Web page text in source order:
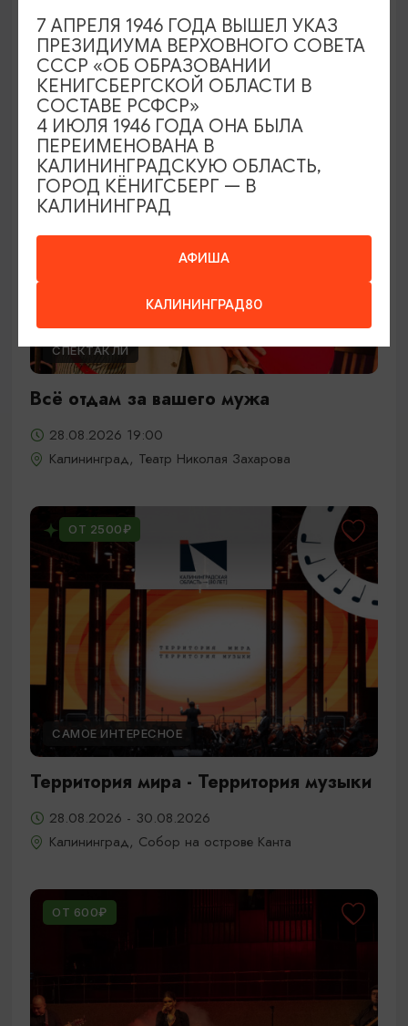
Ужин дураков
28.08.2026 19:00
Гурьевск, Центр культуры и досуга г. Гурьевск
ОТ 1200₽ ПУШКИНСКАЯ КАРТА
СПЕКТАКЛИ
Всё отдам за вашего мужа
28.08.2026 19:00
Калининград, Театр Николая Захарова
ОТ 2500₽
САМОЕ ИНТЕРЕСНОЕ
Территория мира - Территория музыки
28.08.2026 - 30.08.2026
Калининград, Собор на острове Канта
ОТ 600₽
АФИША
КАЛИНИНГРАД80
7 АПРЕЛЯ 1946 ГОДА ВЫШЕЛ УКАЗ
ПРЕЗИДИУМА ВЕРХОВНОГО СОВЕТА
СССР «ОБ ОБРАЗОВАНИИ
КЕНИГСБЕРГСКОЙ ОБЛАСТИ В
СОСТАВЕ РСФСР»
4 ИЮЛЯ 1946 ГОДА ОНА БЫЛА
ПЕРЕИМЕНОВАНА В
КАЛИНИНГРАДСКУЮ ОБЛАСТЬ,
ГОРОД КЁНИГСБЕРГ — В
КАЛИНИНГРАД